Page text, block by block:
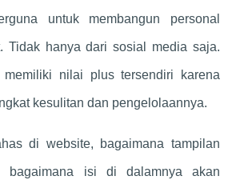
untuk membangun personal
Tidak hanya dari sosial media saja.
nilai plus tersendiri karena
kesulitan dan pengelolaannya.
di website, bagaimana tampilan
bagaimana isi di dalamnya akan